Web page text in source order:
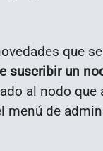
que
suscribir un
al nodo
menú de